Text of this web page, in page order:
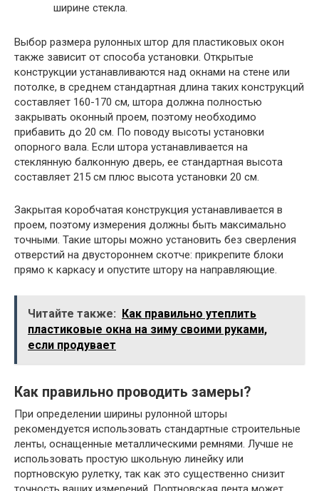
ширине стекла.
Выбор размера рулонных штор для пластиковых окон
также зависит от способа установки. Открытые
конструкции устанавливаются над окнами на стене или
потолке, в среднем стандартная длина таких конструкций
составляет 160-170 см, штора должна полностью
закрывать оконный проем, поэтому необходимо
прибавить до 20 см. По поводу высоты установки
опорного вала. Если штора устанавливается на
стеклянную балконную дверь, ее стандартная высота
составляет 215 см плюс высота установки 20 см.
Закрытая коробчатая конструкция устанавливается в
проем, поэтому измерения должны быть максимально
точными. Такие шторы можно установить без сверления
отверстий на двустороннем скотче: прикрепите блоки
прямо к каркасу и опустите штору на направляющие.
Читайте также: Как правильно утеплить
пластиковые окна на зиму своими руками,
если продувает
Как правильно проводить замеры?
При определении ширины рулонной шторы
рекомендуется использовать стандартные строительные
ленты, оснащенные металлическими ремнями. Лучше не
использовать простую школьную линейку или
портновскую рулетку, так как это существенно снизит